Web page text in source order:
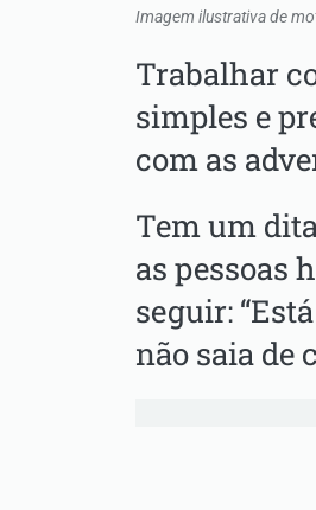
Imagem ilustrativa de
Trabalhar
simples e
com as
Tem um
as pessoas
seguir:
não saia de